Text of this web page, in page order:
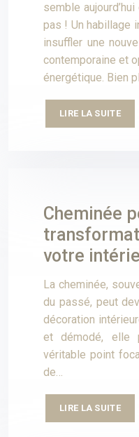
semble
pas ! Un habillage
insuffler une
contemporaine et
énergétique. Bien
LIRE LA SUITE
Cheminée
votre
La cheminée,
du passé, peut
décoration
et démodé, elle
véritable point
de…
LIRE LA SUITE